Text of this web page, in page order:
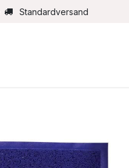
Standardversand